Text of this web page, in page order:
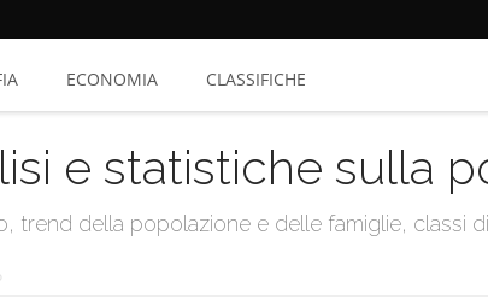
ECONOMIA CLASSIFICHE
e statistiche sulla
trend della popolazione e delle famiglie, classi